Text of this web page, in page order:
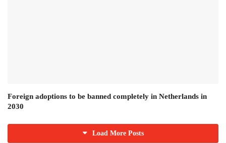
Foreign adoptions to be banned completely in Netherlands in
2030
Load More Posts